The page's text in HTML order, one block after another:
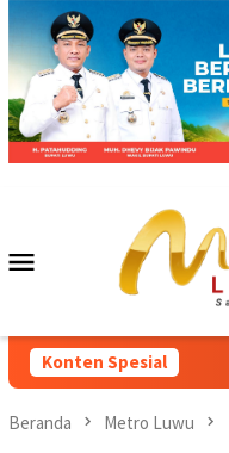
Loncat
ke
konten
Mobile
Konten Spesial
Beranda Metro Luwu